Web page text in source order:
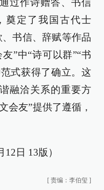
过作诗赠答、书信
奠定了我国古代士
、书信、辞赋等作品
”中“诗可以群”“书
式获得了确立。这
融洽关系的重要方
会友”提供了遵循，
12日 13版）
[ 责编：李伯玺 ]